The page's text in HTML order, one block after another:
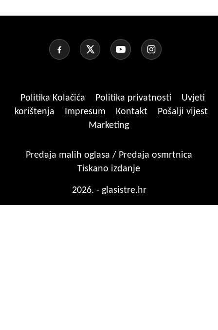
Politika Kolačića Politika privatnosti
Uvjeti
korištenja
Impresum Kontakt
Pošalji vijest
Marketing
Predaja malih oglasa / Predaja osmrtnica
Tiskano izdanje
2026. - glasistre.hr